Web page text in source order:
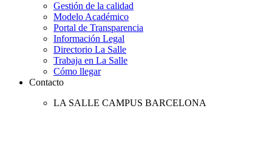
Gestión de la calidad
Modelo Académico
Portal de Transparencia
Información Legal
Directorio La Salle
Trabaja en La Salle
Cómo llegar
Contacto
LA SALLE CAMPUS BARCELONA